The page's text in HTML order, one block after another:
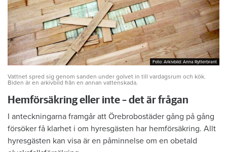
Foto: Arkivbild: Anna Rytterbrant
Foto: Arkivbild: Anna Rytterbrant
Vattnet spred sig genom sanden under golvet in till vardagsrum och kök.
Biden är en arkivbild från en annan vattenskada.
Hemförsäkring eller inte – det är frågan
I anteckningarna framgår att Örebrobostäder gång på gång
försöker få klarhet i om hyresgästen har hemförsäkring. Allt
hyresgästen kan visa är en påminnelse om en obetald